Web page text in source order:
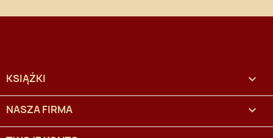
KSIĄŻKI 
NASZA FIRMA 